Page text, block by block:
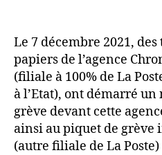
Le 7 décembre 2021,
papiers de l’agence
(filiale à 100% de La
à l’Etat), ont démarré
grève devant cette
ainsi au piquet de grève
(autre filiale de La Poste)